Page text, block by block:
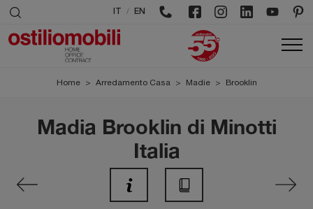
/ EN
Home > Arredamento Casa > Madie > Brooklin
Madia Brooklin di Minotti
Italia